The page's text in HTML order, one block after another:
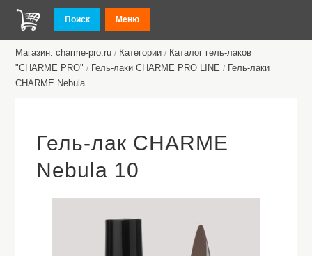
Поиск Меню
Магазин: charme-pro.ru / Категории / Каталог гель-лаков
"CHARME PRO" / Гель-лаки CHARME PRO LINE / Гель-лаки
CHARMЕ Nebula
Гель-лак CHARME
Nebula 10